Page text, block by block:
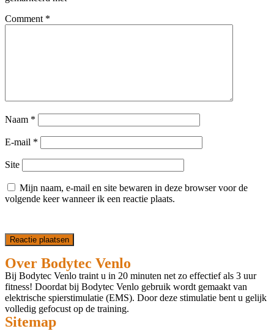
Comment *
Naam *
E-mail *
Site
Mijn naam, e-mail en site bewaren in deze browser voor de
volgende keer wanneer ik een reactie plaats.
Over Bodytec Venlo
Bij Bodytec Venlo traint u in 20 minuten net zo effectief als 3 uur
fitness! Doordat bij Bodytec Venlo gebruik wordt gemaakt van
elektrische spierstimulatie (EMS). Door deze stimulatie bent u gelijk
volledig gefocust op de training.
Sitemap